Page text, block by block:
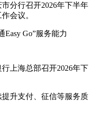
分行召开2026年下半年
会议。
Go”服务能力
上海总部召开2026年下
升支付、征信等服务质